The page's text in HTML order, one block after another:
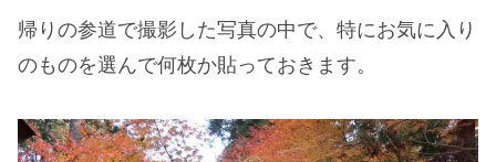
帰りの参道で撮影した写真の中で、特にお気に入り
のものを選んで何枚か貼っておきます。